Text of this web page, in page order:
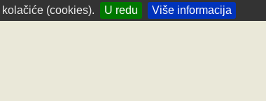
(cookies). U redu Više informacija